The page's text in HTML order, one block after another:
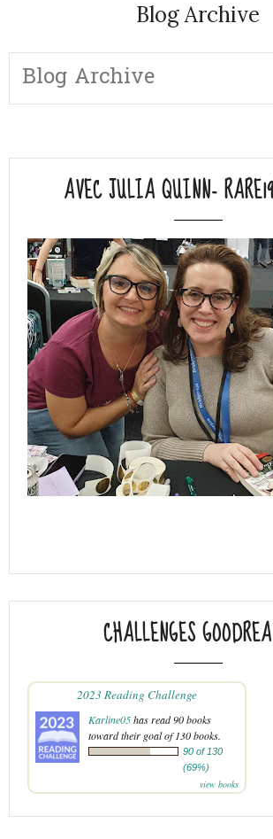
Blog Archive
AVEC JULIA QUINN-
CHALLENGES
2023 Reading Challenge
Karline05has read 90 books
toward their goal of 130 books.
90 of 130
(69%)
view books